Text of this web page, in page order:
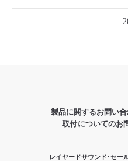
製品に関するお問い
取付についてのお
レイヤードサウンド･セー